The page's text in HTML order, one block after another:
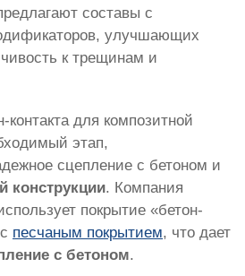
составы с
улучшающих
к трещинам и
для композитной
этап,
сцепление с бетоном и
конструкции. Компания
покрытие «бетон-
песчаным покрытием, что дает
с бетоном.